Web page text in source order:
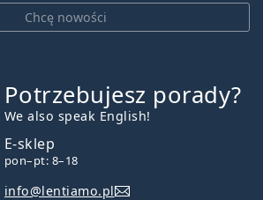
Chcę nowości
Potrzebujesz porady?
We also speak English!
E-sklep
pon–pt: 8–18
info@lentiamo.pl